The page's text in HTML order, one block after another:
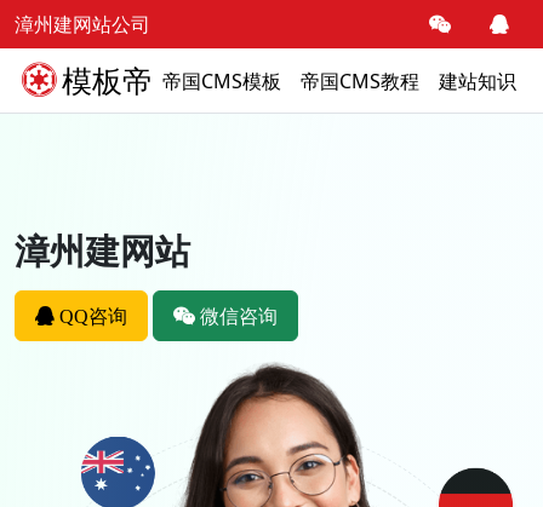
漳州建网站公司
模板帝 帝国CMS模板 帝国CMS教程 建站知识
漳州建网站
QQ咨询 微信咨询